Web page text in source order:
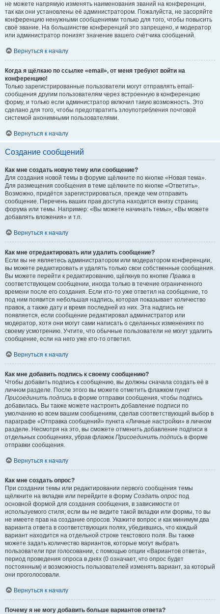
не можете напрямую изменять наименования званий на конференции,
так как они установлены её администратором. Пожалуйста, не засоряйте
конференцию ненужными сообщениями только для того, чтобы повысить
своё звание. На большинстве конференций это запрещено, и модератор
или администратор понизят значение вашего счётчика сообщений.
Вернуться к началу
Когда я щёлкаю по ссылке «email», от меня требуют войти на
конференцию!
Только зарегистрированные пользователи могут отправлять email-
сообщения другим пользователям через встроенную в конференцию
форму, и только если администратор включил такую возможность. Это
сделано для того, чтобы предотвратить злоупотребления почтовой
системой анонимными пользователями.
Вернуться к началу
Создание сообщений
Как мне создать новую тему или сообщение?
Для создания новой темы в форуме щёлкните по кнопке «Новая тема».
Для размещения сообщения в теме щёлкните по кнопке «Ответить».
Возможно, придётся зарегистрироваться, прежде чем отправить
сообщение. Перечень ваших прав доступа находится внизу страниц
форума или темы. Например: «Вы можете начинать темы», «Вы можете
добавлять вложения» и т.п.
Вернуться к началу
Как мне отредактировать или удалить сообщение?
Если вы не являетесь администратором или модератором конференции,
вы можете редактировать и удалять только свои собственные сообщения.
Вы можете перейти к редактированию, щёлкнув по кнопке Правка в
соответствующем сообщении, иногда только в течение ограниченного
времени после его создания. Если кто-то уже ответил на сообщение, то
под ним появится небольшая надпись, которая показывает количество
правок, а также дату и время последней из них. Эта надпись не
появляется, если сообщение редактировал администратор или
модератор, хотя они могут сами написать о сделанных изменениях по
своему усмотрению. Учтите, что обычные пользователи не могут удалить
сообщение, если на него уже кто-то ответил.
Вернуться к началу
Как мне добавить подпись к своему сообщению?
Чтобы добавить подпись к сообщению, вы должны сначала создать её в
личном разделе. После этого вы можете отметить флажком пункт
Присоединить подпись в форме отправки сообщения, чтобы подпись
добавилась. Вы также можете настроить добавление подписи по
умолчанию ко всем вашим сообщениям, сделав соответствующий выбор в
параграфе «Отправка сообщений» пункта «Личные настройки» в личном
разделе. Несмотря на это, вы сможете отменить добавление подписи в
отдельных сообщениях, убрав флажок Присоединить подпись в форме
отправки сообщения.
Вернуться к началу
Как мне создать опрос?
При создании темы или редактировании первого сообщения темы
щёлкните на вкладке или перейдите в форму Создать опрос под
основной формой для создания сообщения, в зависимости от
используемого стиля; если вы не видите такой вкладки или формы, то вы
не имеете прав на создание опросов. Укажите вопрос и как минимум два
варианта ответа в соответствующих полях, убедившись, что каждый
вариант находится на отдельной строке текстового поля. Вы также
можете задать количество вариантов, которые могут выбрать
пользователи при голосовании, с помощью опции «Вариантов ответа»,
период проведения опроса в днях (0 означает, что опрос будет
постоянным) и возможность пользователей изменять вариант, за который
они проголосовали.
Вернуться к началу
Почему я не могу добавить больше вариантов ответа?